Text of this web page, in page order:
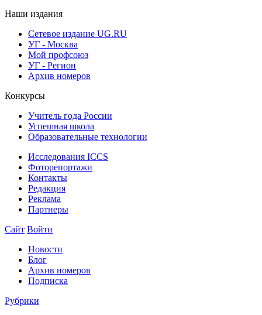
Наши издания
Сетевое издание UG.RU
УГ - Москва
Мой профсоюз
УГ - Регион
Архив номеров
Конкурсы
Учитель года России
Успешная школа
Образовательные технологии
Исследования ICCS
Фоторепортажи
Контакты
Редакция
Реклама
Партнеры
Сайт Войти
Новости
Блог
Архив номеров
Подписка
Рубрики